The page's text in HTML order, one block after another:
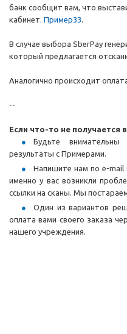
банк сообщит вам, что
кабинет. Пример33.
В случае выбора SberPay
который предлагается
Аналогично происходит
--
Если что-то не получается
Будьте
результаты с Примерами.
Напишите нам по e-mail
именно у вас возникли
ссылки на сканы. Мы
Один из вариантов
оплата вами своего заказа
нашего учреждения.